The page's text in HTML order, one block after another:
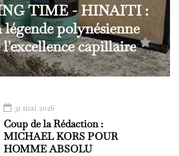
TIME - HINAITI :
polynésienne
capillaire
31 mai 2026
Coup de la Rédaction :
MICHAEL KORS POUR
HOMME ABSOLU